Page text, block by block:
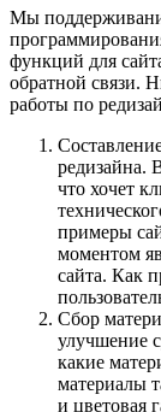
Мы
функций для
обратной связи.
работы по
редизайна.
что хочет
примеры
моментом
сайта. Как
Сбор
улучшение
какие
материалы
и цветовая